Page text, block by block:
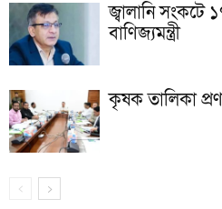
জ্বালানি সংকটে
বাণিজ্যমন্ত্রী
কৃষক তালিকা